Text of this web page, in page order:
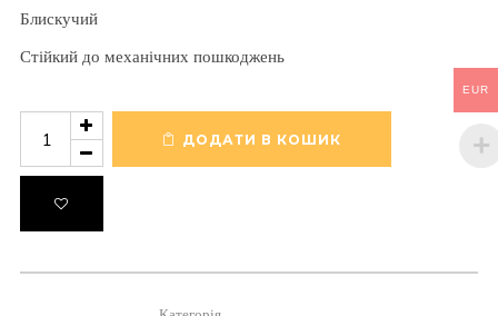
Блискучий
Стійкий до механічних пошкоджень
постова
кількість
ДОДАТИ В КОШИК
EUR